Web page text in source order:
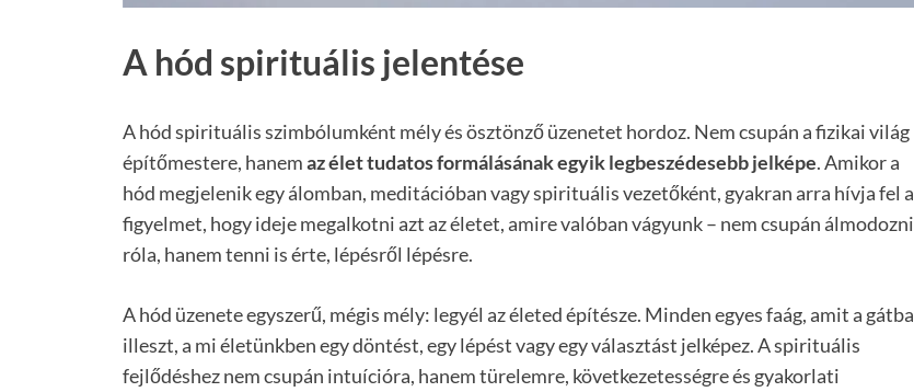
A hód spirituális jelentése
A hód spirituális szimbólumként mély és ösztönző üzenetet hordoz. Nem csupán a fizikai világ
építőmestere, hanemaz élet tudatos formálásának egyik legbeszédesebb jelképe. Amikor a
hód megjelenik egy álomban, meditációban vagy spirituális vezetőként, gyakran arra hívja fel a
figyelmet, hogy ideje megalkotni azt az életet, amire valóban vágyunk – nem csupán álmodozni
róla, hanem tenni is érte, lépésről lépésre.
A hód üzenete egyszerű, mégis mély: legyél az életed építésze. Minden egyes faág, amit a gátba
illeszt, a mi életünkben egy döntést, egy lépést vagy egy választást jelképez. A spirituális
fejlődéshez nem csupán intuícióra, hanem türelemre, következetességre és gyakorlati